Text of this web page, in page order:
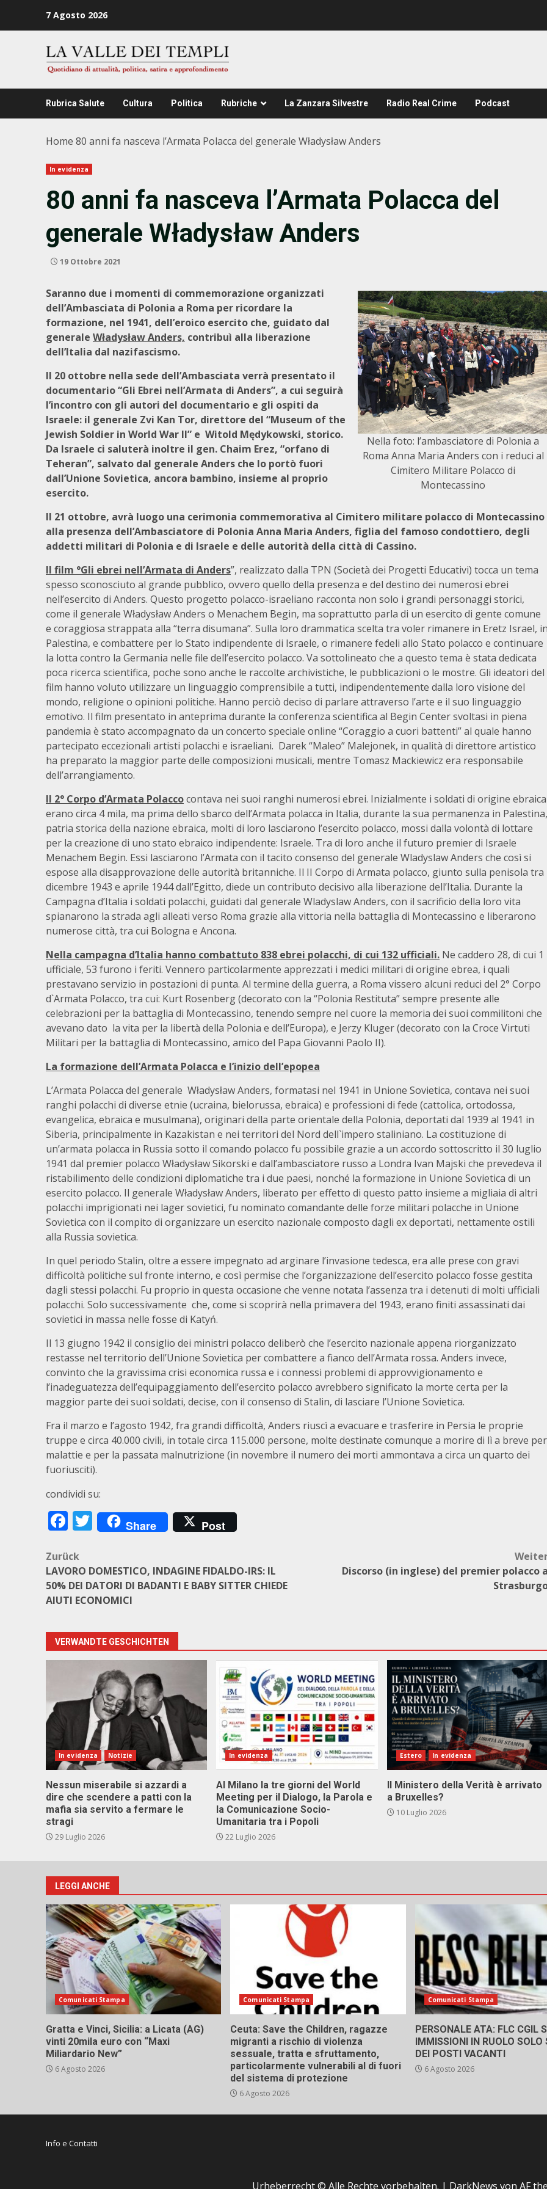
7 Agosto 2026
Rubrica Salute Cultura Politica Rubriche La Zanzara Silvestre Radio Real Crime Podcast
Home 80 anni fa nasceva l’Armata Polacca del generale Władysław Anders
In evidenza
80 anni fa nasceva l’Armata Polacca del
generale Władysław Anders
19 Ottobre 2021
Nella foto: l’ambasciatore di Polonia a
Roma Anna Maria Anders con i reduci al
Cimitero Militare Polacco di
Montecassino
Saranno due i momenti di commemorazione organizzati
dell’Ambasciata di Polonia a Roma per ricordare la
formazione, nel 1941, dell’eroico esercito che, guidato dal
generale Władysław Anders, contribuì alla liberazione
dell’Italia dal nazifascismo.
Il 20 ottobre nella sede dell’Ambasciata verrà presentato il
documentario “Gli Ebrei nell’Armata di Anders”, a cui seguirà
l’incontro con gli autori del documentario e gli ospiti da
Israele: il generale Zvi Kan Tor, direttore del “Museum of the
Jewish Soldier in World War II” e Witold Mędykowski, storico.
Da Israele ci saluterà inoltre il gen. Chaim Erez, “orfano di
Teheran”, salvato dal generale Anders che lo portò fuori
dall’Unione Sovietica, ancora bambino, insieme al proprio
esercito.
Il 21 ottobre, avrà luogo una cerimonia commemorativa al Cimitero militare polacco di Montecassino
alla presenza dell’Ambasciatore di Polonia Anna Maria Anders, figlia del famoso condottiero, degli
addetti militari di Polonia e di Israele e delle autorità della città di Cassino.
Il film °Gli ebrei nell’Armata di Anders”, realizzato dalla TPN (Società dei Progetti Educativi) tocca un tema
spesso sconosciuto al grande pubblico, ovvero quello della presenza e del destino dei numerosi ebrei
nell’esercito di Anders. Questo progetto polacco-israeliano racconta non solo i grandi personaggi storici,
come il generale Władysław Anders o Menachem Begin, ma soprattutto parla di un esercito di gente comune
e coraggiosa strappata alla “terra disumana”. Sulla loro drammatica scelta tra voler rimanere in Eretz Israel, in
Palestina, e combattere per lo Stato indipendente di Israele, o rimanere fedeli allo Stato polacco e continuare
la lotta contro la Germania nelle file dell’esercito polacco. Va sottolineato che a questo tema è stata dedicata
poca ricerca scientifica, poche sono anche le raccolte archivistiche, le pubblicazioni o le mostre. Gli ideatori del
film hanno voluto utilizzare un linguaggio comprensibile a tutti, indipendentemente dalla loro visione del
mondo, religione o opinioni politiche. Hanno perciò deciso di parlare attraverso l’arte e il suo linguaggio
emotivo. Il film presentato in anteprima durante la conferenza scientifica al Begin Center svoltasi in piena
pandemia è stato accompagnato da un concerto speciale online “Coraggio a cuori battenti” al quale hanno
partecipato eccezionali artisti polacchi e israeliani. Darek “Maleo” Malejonek, in qualità di direttore artistico
ha preparato la maggior parte delle composizioni musicali, mentre Tomasz Mackiewicz era responsabile
dell’arrangiamento.
II 2° Corpo d’Armata Polaccocontava nei suoi ranghi numerosi ebrei. Inizialmente i soldati di origine ebraica
erano circa 4 mila, ma prima dello sbarco dell’Armata polacca in Italia, durante la sua permanenza in Palestina,
patria storica della nazione ebraica, molti di loro lasciarono l’esercito polacco, mossi dalla volontà di lottare
per la creazione di uno stato ebraico indipendente: Israele. Tra di loro anche il futuro premier di Israele
Menachem Begin. Essi lasciarono l’Armata con il tacito consenso del generale Wladyslaw Anders che così si
espose alla disapprovazione delle autorità britanniche. Il II Corpo di Armata polacco, giunto sulla penisola tra
dicembre 1943 e aprile 1944 dall’Egitto, diede un contributo decisivo alla liberazione dell’Italia. Durante la
Campagna d’Italia i soldati polacchi, guidati dal generale Wladyslaw Anders, con il sacrificio della loro vita
spianarono la strada agli alleati verso Roma grazie alla vittoria nella battaglia di Montecassino e liberarono
numerose città, tra cui Bologna e Ancona.
Nella campagna d’Italia hanno combattuto 838 ebrei polacchi, di cui 132 ufficiali. Ne caddero 28, di cui 1
ufficiale, 53 furono i feriti. Vennero particolarmente apprezzati i medici militari di origine ebrea, i quali
prestavano servizio in postazioni di punta. Al termine della guerra, a Roma vissero alcuni reduci del 2° Corpo
d`Armata Polacco, tra cui: Kurt Rosenberg (decorato con la “Polonia Restituta” sempre presente alle
celebrazioni per la battaglia di Montecassino, tenendo sempre nel cuore la memoria dei suoi commilitoni che
avevano dato la vita per la libertà della Polonia e dell’Europa), e Jerzy Kluger (decorato con la Croce Virtuti
Militari per la battaglia di Montecassino, amico del Papa Giovanni Paolo II).
La formazione dell’Armata Polacca e l’inizio dell’epopea
L’Armata Polacca del generale Władysław Anders, formatasi nel 1941 in Unione Sovietica, contava nei suoi
ranghi polacchi di diverse etnie (ucraina, bielorussa, ebraica) e professioni di fede (cattolica, ortodossa,
evangelica, ebraica e musulmana), originari della parte orientale della Polonia, deportati dal 1939 al 1941 in
Siberia, principalmente in Kazakistan e nei territori del Nord dell`impero staliniano. La costituzione di
un’armata polacca in Russia sotto il comando polacco fu possibile grazie a un accordo sottoscritto il 30 luglio
1941 dal premier polacco Władysław Sikorski e dall’ambasciatore russo a Londra Ivan Majski che prevedeva il
ristabilimento delle condizioni diplomatiche tra i due paesi, nonché la formazione in Unione Sovietica di un
esercito polacco. Il generale Władysław Anders, liberato per effetto di questo patto insieme a migliaia di altri
polacchi imprigionati nei lager sovietici, fu nominato comandante delle forze militari polacche in Unione
Sovietica con il compito di organizzare un esercito nazionale composto dagli ex deportati, nettamente ostili
alla Russia sovietica.
In quel periodo Stalin, oltre a essere impegnato ad arginare l’invasione tedesca, era alle prese con gravi
difficoltà politiche sul fronte interno, e così permise che l’organizzazione dell’esercito polacco fosse gestita
dagli stessi polacchi. Fu proprio in questa occasione che venne notata l’assenza tra i detenuti di molti ufficiali
polacchi. Solo successivamente che, come si scoprirà nella primavera del 1943, erano finiti assassinati dai
sovietici in massa nelle fosse di Katyń.
Il 13 giugno 1942 il consiglio dei ministri polacco deliberò che l’esercito nazionale appena riorganizzato
restasse nel territorio dell’Unione Sovietica per combattere a fianco dell’Armata rossa. Anders invece,
convinto che la gravissima crisi economica russa e i connessi problemi di approvvigionamento e
l’inadeguatezza dell’equipaggiamento dell’esercito polacco avrebbero significato la morte certa per la
maggior parte dei suoi soldati, decise, con il consenso di Stalin, di lasciare l’Unione Sovietica.
Fra il marzo e l’agosto 1942, fra grandi difficoltà, Anders riuscì a evacuare e trasferire in Persia le proprie
truppe e circa 40.000 civili, in totale circa 115.000 persone, molte destinate comunque a morire di lì a breve per
malattie e per la passata malnutrizione (in novembre il numero dei morti ammontava a circa un quarto dei
fuoriusciti).
condividi su:
Facebook
Twitter
Share Post
Beitragsnavigation
Zurück
LAVORO DOMESTICO, INDAGINE FIDALDO-IRS: IL
50% DEI DATORI DI BADANTI E BABY SITTER CHIEDE
AIUTI ECONOMICI
Discorso (in inglese) del premier polacco a
VERWANDTE GESCHICHTEN
In evidenza Notizie
Nessun miserabile si azzardi a
dire che scendere a patti con la
mafia sia servito a fermare le
stragi
29 Luglio 2026
In evidenza
Al Milano la tre giorni del World
Meeting per il Dialogo, la Parola e
la Comunicazione Socio-
Umanitaria tra i Popoli
22 Luglio 2026
Estero In evidenza
Il Ministero della Verità è arrivato
a Bruxelles?
10 Luglio 2026
LEGGI ANCHE
Comunicati Stampa
Gratta e Vinci, Sicilia: a Licata (AG)
vinti 20mila euro con “Maxi
Miliardario New”
6 Agosto 2026
Comunicati Stampa
Ceuta: Save the Children, ragazze
migranti a rischio di violenza
sessuale, tratta e sfruttamento,
particolarmente vulnerabili al di fuori
del sistema di protezione
6 Agosto 2026
Comunicati Stampa
PERSONALE ATA: FLC CGIL
IMMISSIONI IN RUOLO SOLO
DEI POSTI VACANTI
6 Agosto 2026
Info e Contatti
Urheberrecht © Alle Rechte vorbehalten. | DarkNews von AF